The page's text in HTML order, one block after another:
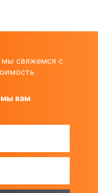
мы свяжемся с
мы вам